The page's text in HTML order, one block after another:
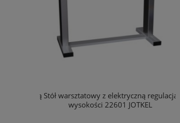
Stół warsztatowy z elektryczną regulacją
wysokości 22601 JOTKEL